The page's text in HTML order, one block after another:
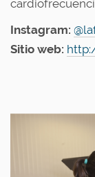
Instagram:
Sitio web: